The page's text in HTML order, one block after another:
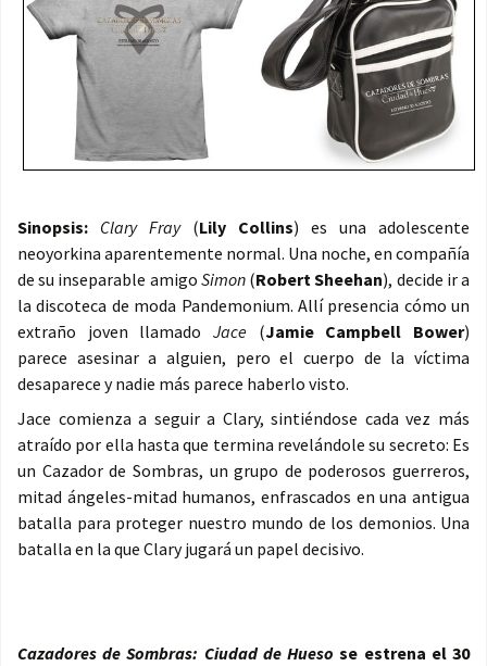
Sinopsis: Clary Fray(Lily Collins) es una adolescente
neoyorkina aparentemente normal. Una noche, en compañía
de su inseparable amigo Simon(Robert Sheehan), decide ir a
la discoteca de moda Pandemonium. Allí presencia cómo un
extraño joven llamado Jace (Jamie Campbell Bower)
parece asesinar a alguien, pero el cuerpo de la víctima
desaparece y nadie más parece haberlo visto.
Jace comienza a seguir a Clary, sintiéndose cada vez más
atraído por ella hasta que termina revelándole su secreto: Es
un Cazador de Sombras, un grupo de poderosos guerreros,
mitad ángeles-mitad humanos, enfrascados en una antigua
batalla para proteger nuestro mundo de los demonios. Una
batalla en la que Clary jugará un papel decisivo.
Cazadores de Sombras: Ciudad de Hueso se estrena el 30